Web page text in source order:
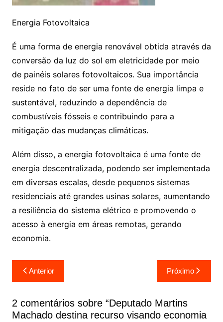
Energia Fotovoltaica
É uma forma de energia renovável obtida através da
conversão da luz do sol em eletricidade por meio
de painéis solares fotovoltaicos. Sua importância
reside no fato de ser uma fonte de energia limpa e
sustentável, reduzindo a dependência de
combustíveis fósseis e contribuindo para a
mitigação das mudanças climáticas.
Além disso, a energia fotovoltaica é uma fonte de
energia descentralizada, podendo ser implementada
em diversas escalas, desde pequenos sistemas
residenciais até grandes usinas solares, aumentando
a resiliência do sistema elétrico e promovendo o
acesso à energia em áreas remotas, gerando
economia.
Navegação
de
Post
Anterior Próximo
2 comentários sobre “Deputado Martins
Machado destina recurso visando economia